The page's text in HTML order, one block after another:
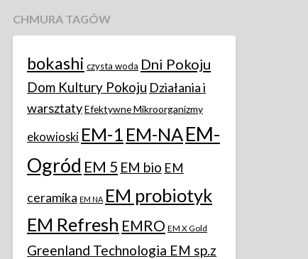
CHMURA TAGÓW
bokashi czysta woda Dni Pokoju
Dom Kultury Pokoju Działania i
warsztatyEfektywne Mikroorganizmy
ekowioski EM-1 EM-NAEM-
Ogród EM 5 EM bio EM
ceramika EM NA EM probiotyk
EM Refresh EMRO EM X Gold
Greenland Technologia EM sp.z